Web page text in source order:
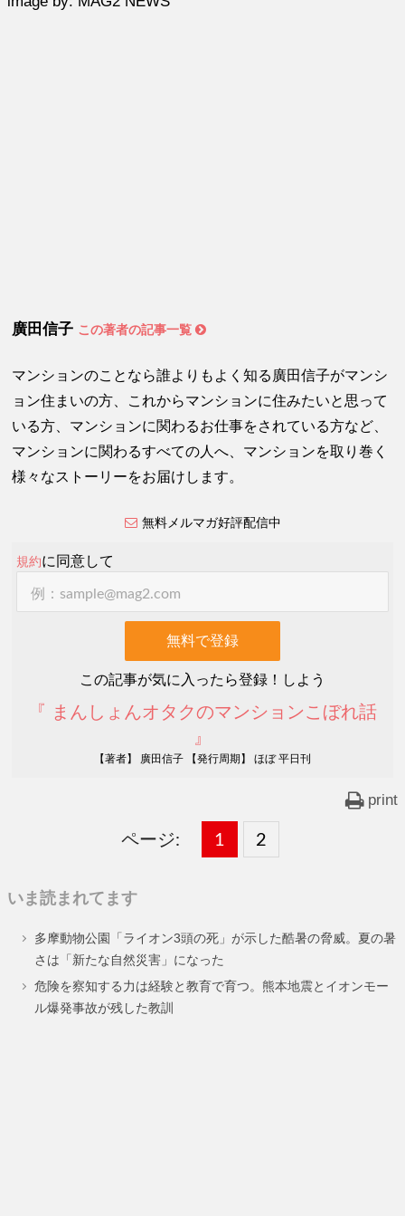
廣田信子 この著者の記事一覧
マンションのことなら誰よりもよく知る廣田信子がマンシ
ョン住まいの方、これからマンションに住みたいと思って
いる方、マンションに関わるお仕事をされている方など、
マンションに関わるすべての人へ、マンションを取り巻く
様々なストーリーをお届けします。
無料メルマガ好評配信中
規約に同意して
この記事が気に入ったら登録！しよう
『 まんしょんオタクのマンションこぼれ話
』
【著者】 廣田信子 【発行周期】 ほぼ 平日刊
print
ページ:
固
ー
ジ
1 ,
固
ー
ジ
2
いま読まれてます
多摩動物公園「ライオン3頭の死」が示した酷暑の脅威。夏の暑
さは「新たな自然災害」になった
危険を察知する力は経験と教育で育つ。熊本地震とイオンモー
ル爆発事故が残した教訓